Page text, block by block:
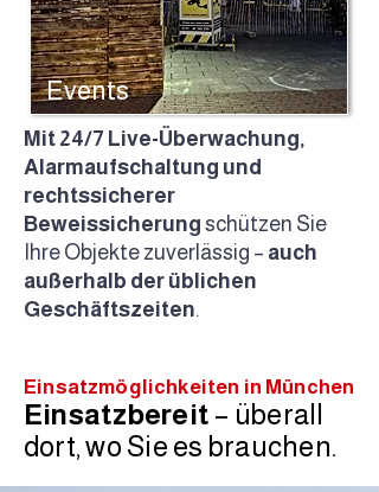
Events
Mit 24/7 Live-Überwachung,
Alarmaufschaltung und
rechtssicherer
Beweissicherung schützen Sie
Ihre Objekte zuverlässig – auch
außerhalb der üblichen
Geschäftszeiten.
Einsatzmöglichkeiten in München
Einsatzbereit – überall
dort, wo Sie es brauchen.